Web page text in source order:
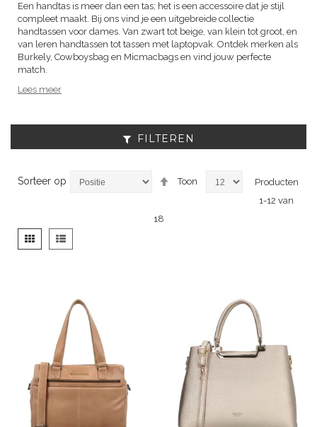
Een handtas is meer dan een tas; het is een accessoire dat je stijl
compleet maakt. Bij ons vind je een uitgebreide collectie
handtassen voor dames. Van zwart tot beige, van klein tot groot, en
van leren handtassen tot tassen met laptopvak. Ontdek merken als
Burkely, Cowboysbag en Micmacbags en vind jouw perfecte
match.
Lees meer
FILTEREN
Sorteer op
Van
Toon
Producten
1-12 van
18
Tonen
als
Foto-
tabel
Lijst